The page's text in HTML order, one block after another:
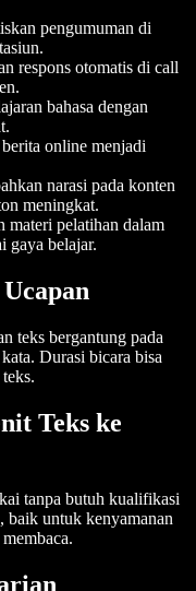
pengumuman di
respons otomatis di call
bahasa dengan
online menjadi
narasi pada konten
meningkat.
materi pelatihan dalam
gaya belajar.
teks bergantung pada
Durasi bicara bisa
Teks ke
tanpa butuh kualifikasi
baik untuk kenyamanan